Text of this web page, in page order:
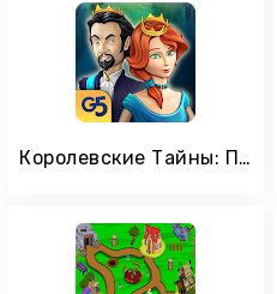
Королевские Тайны: Приключения Наследников